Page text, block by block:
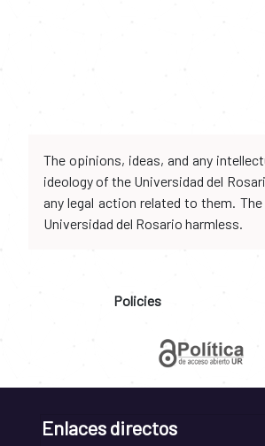
The opinions, ideas, and any
ideology of the Universidad del
any legal action related to them.
Universidad del Rosario harmless.
Policies
Enlaces directos